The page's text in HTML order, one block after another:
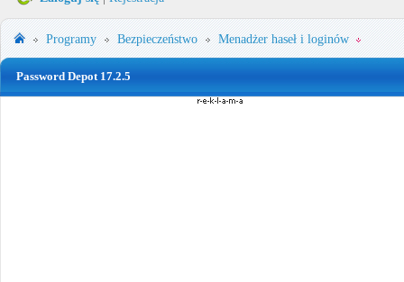
Programy Bezpieczeństwo Menadżer haseł i loginów
Password Depot 17.2.5